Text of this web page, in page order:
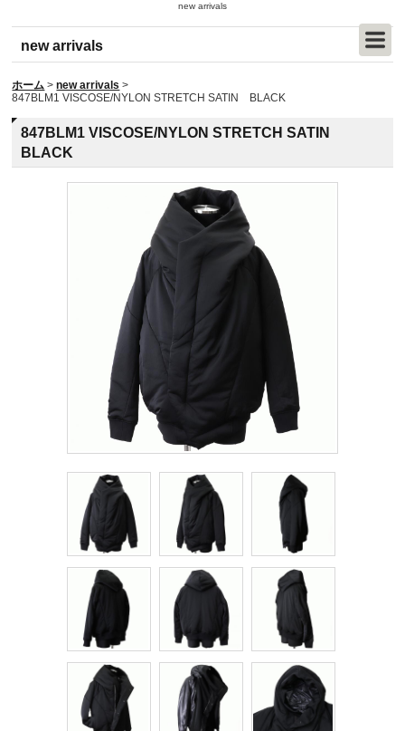
new arrivals
new arrivals
ホーム > new arrivals >
847BLM1 VISCOSE/NYLON STRETCH SATIN BLACK
847BLM1 VISCOSE/NYLON STRETCH SATIN
BLACK